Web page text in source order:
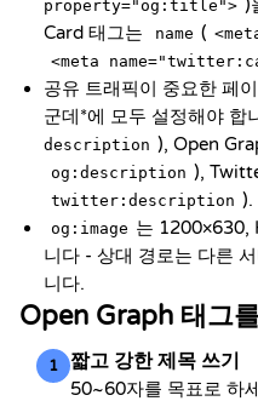
property="og:title"> )
Card 태그는
name (
<meta
공유 트래픽이 중요한 페
군데*에 모두 설정해야 합
description ), Open
og:description ),
twitter:description ).
og:image 는 1200×630,
니다 - 상대 경로는 다른
니다.
Open Graph 태그
1 짧고 강한 제목 쓰기
50~60자를 목표로 하